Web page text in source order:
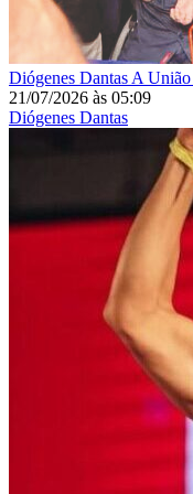
Diógenes Dantas A União
21/07/2026 às 05:09
Diógenes Dantas